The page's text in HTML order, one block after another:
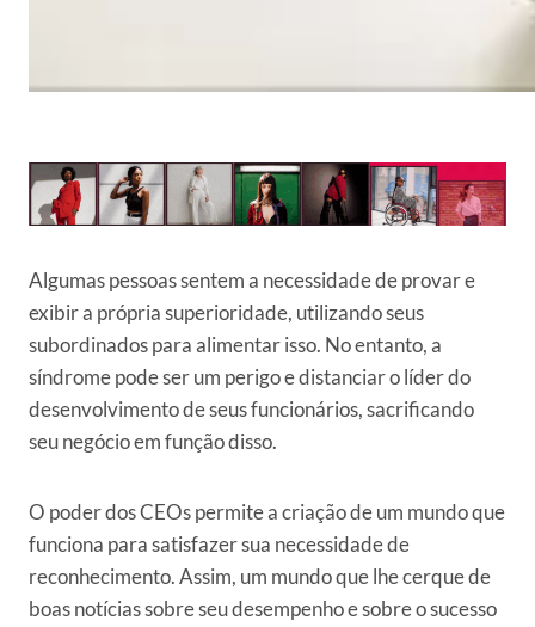
Algumas pessoas sentem a necessidade de provar e
exibir a própria superioridade, utilizando seus
subordinados para alimentar isso. No entanto, a
síndrome pode ser um perigo e distanciar o líder do
desenvolvimento de seus funcionários, sacrificando
seu negócio em função disso.
O poder dos CEOs permite a criação de um mundo que
funciona para satisfazer sua necessidade de
reconhecimento. Assim, um mundo que lhe cerque de
boas notícias sobre seu desempenho e sobre o sucesso